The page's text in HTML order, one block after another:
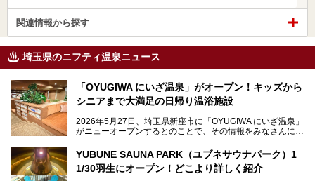
関連情報から探す
埼玉県のニフティ温泉ニュース
「OYUGIWA にいざ温泉」がオープン！キッズから
シニアまで大満足の日帰り温浴施設
2026年5月27日、埼玉県新座市に「OYUGIWA にいざ温泉」
がニューオープンするとのことで、その情報をみなさんにい
メインとなる黒湯の天然温泉や本格的なサウナをはじめ、4
種類のリラックスルームやお食事処、他施設とは一線を画す
YUBUNE SAUNA PARK（ユブネサウナパーク）1
1/30羽生にオープン！どこより詳しく紹介